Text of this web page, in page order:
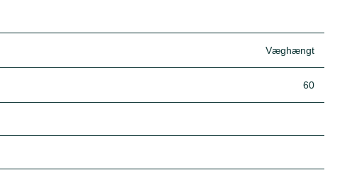
Væghængt
60